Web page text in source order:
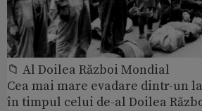
📁 Al Doilea Război Mondial
Cea mai mare evadare dintr-un
în timpul celui de-al Doilea